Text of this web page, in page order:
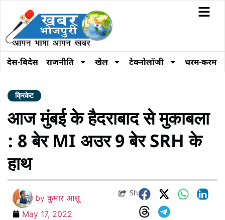
देस-बिदेस राजनीति खेल टेक्नोलॉजी धरम-करम
क्रिकेट
आज मुंबई के हैदराबाद से मुकाबला
: 8 बेर MI अउर 9 बेर SRH के
हाथ
by कुमार आशू
May 17, 2022
Share